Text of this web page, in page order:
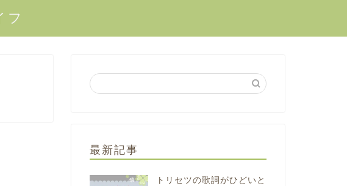
フ
最新記事
トリセツの歌詞がひどいと